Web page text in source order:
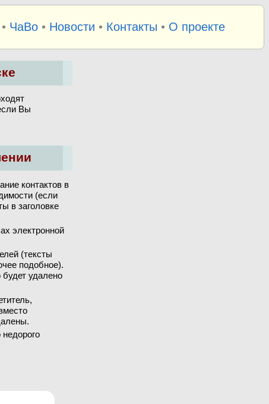
ЧаВо• Новости • Контакты • О проекте
Вы
контактов в
(если
в заголовке
электронной
(тексты
подобное).
удалено